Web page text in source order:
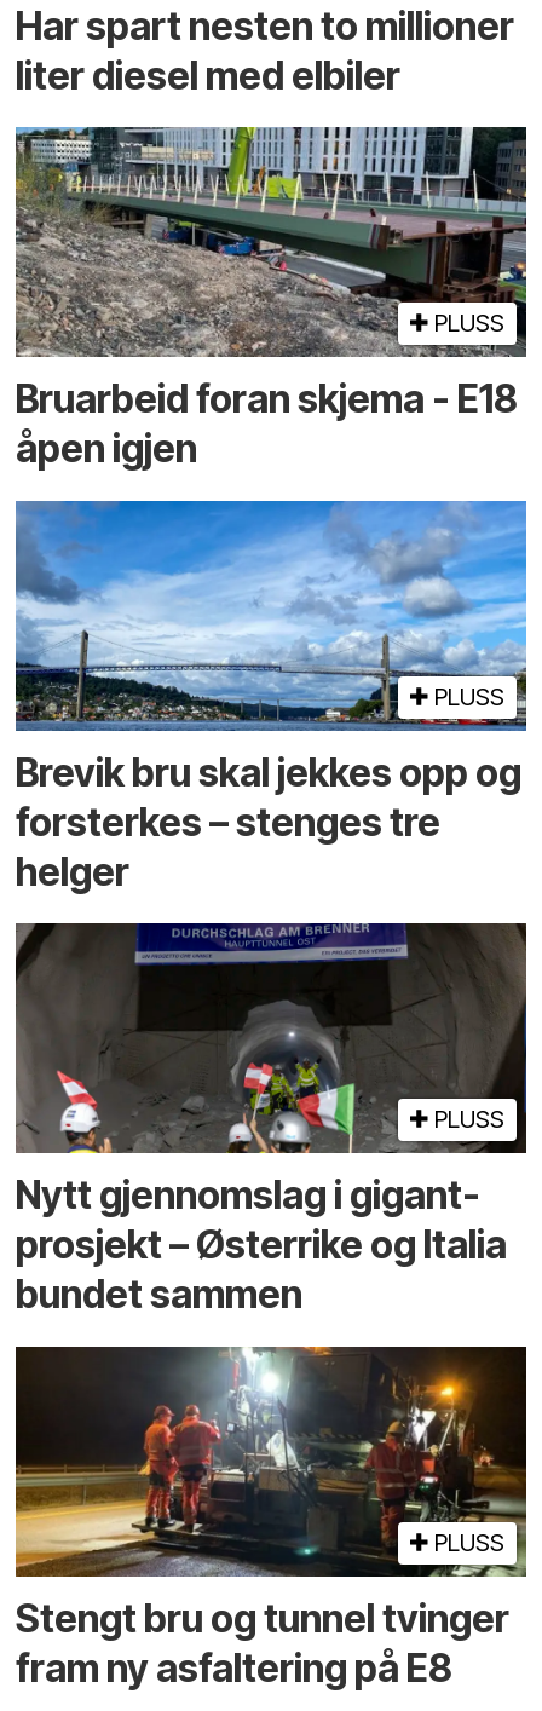
Har spart nesten to millioner
liter diesel med elbiler
PLUSS
Bruarbeid foran skjema - E18
åpen igjen
PLUSS
Brevik bru skal jekkes opp og
forsterkes – stenges tre
helger
PLUSS
Nytt gjennomslag i gigant­
prosjekt – Østerrike og Italia
bundet sammen
PLUSS
Stengt bru og tunnel tvinger
fram ny asfaltering på E8